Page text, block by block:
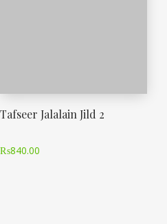
Tafseer Jalalain Jild 2
₨840.00